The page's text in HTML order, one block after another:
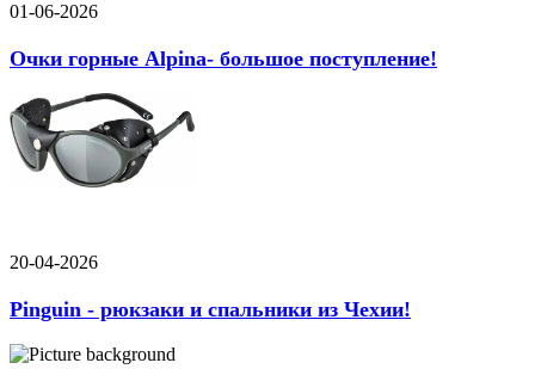
01-06-2026
Очки горные Alpina- большое поступление!
20-04-2026
Pinguin - рюкзаки и спальники из Чехии!